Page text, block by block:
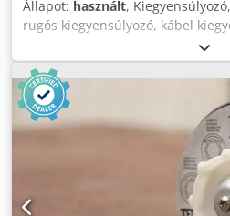
Állapot: használt,
rugós kiegyensúlyozó, kábel
kiegyensúlyozó -Gyártó: Tecna,
Ovp típus -terhelhetőség: 10 - 14
mm -Szám: 2x rugós kiegyenlítő
darabonként -Méret doboz: 270/
Untvsfx Ab Esrf -saját súly: 3,8 kg